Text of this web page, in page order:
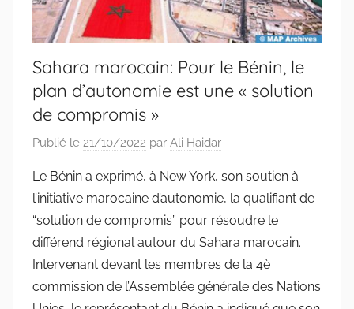
Sahara marocain: Pour le Bénin, le
plan d’autonomie est une « solution
de compromis »
Publié le 21/10/2022 par Ali Haidar
Le Bénin a exprimé, à New York, son soutien à
l’initiative marocaine d’autonomie, la qualifiant de
“solution de compromis” pour résoudre le
différend régional autour du Sahara marocain.
Intervenant devant les membres de la 4è
commission de l’Assemblée générale des Nations